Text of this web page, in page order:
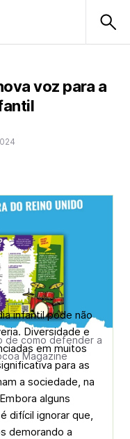
voz para a
de como defender a
Magazine
infantil pode não
Diversidade e
em muitos
para as
a sociedade, na
alguns
difícil ignorar que,
demorando a